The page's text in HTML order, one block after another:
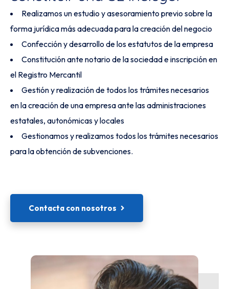
Realizamos un estudio y asesoramiento previo sobre la
forma jurídica más adecuada para la creación del negocio
Confección y desarrollo de los estatutos de la empresa
Constitución ante notario de la sociedad e inscripción en
el Registro Mercantil
Gestión y realización de todos los trámites necesarios
en la creación de una empresa ante las administraciones
estatales, autonómicas y locales
Gestionamos y realizamos todos los trámites necesarios
para la obtención de subvenciones.
Contacta con nosotros